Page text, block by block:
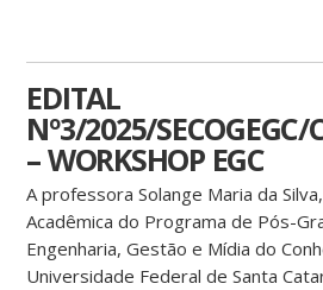
EDITAL
Nº3/2025/SECOGEGC/
– WORKSHOP EGC
A professora Solange Maria da
Acadêmica do Programa de Pós-
Engenharia, Gestão e Mídia do
Universidade Federal de Santa